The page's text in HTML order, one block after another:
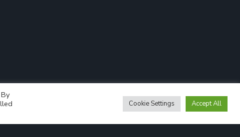
Cookie Settings Accept All